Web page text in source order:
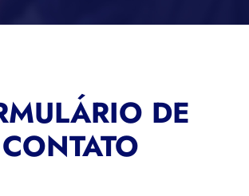
DE
CONTATO